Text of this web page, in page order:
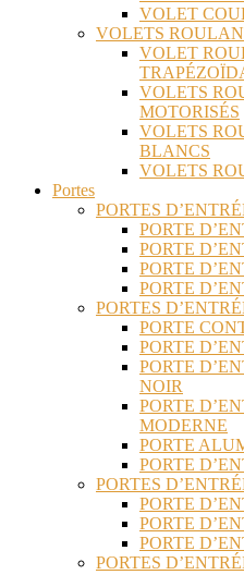
VOLET
VOLETS
VOLET
VOLETS
MOTORISÉS
VOLETS
BLANCS
VOLETS
Portes
PORTES
PORTE
PORTE
PORTE
PORTE
PORTES
PORTE
PORTE
PORTE
NOIR
PORTE
MODERNE
PORTE
PORTE
PORTES
PORTE
PORTE
PORTE
PORTES